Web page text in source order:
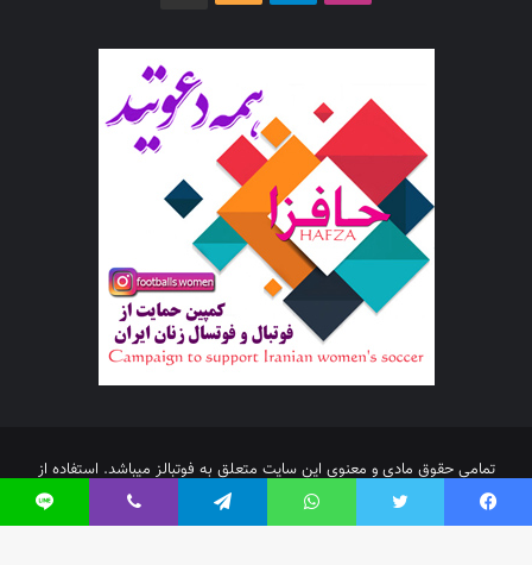
تمامی حقوق مادی و معنوی این سایت متعلق به فوتبالز میباشد. استفاده از
مطالب با ذکر منبع بلامانع است.
فیس بوک توییتر واتس آپ تلگرام وایبر لاین